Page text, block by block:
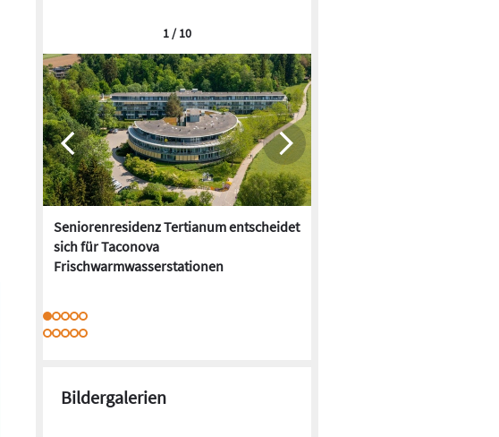
Seniorenresidenz Tertianum entscheidet
sich für Taconova
Frischwarmwasserstationen
1 / 10
Bildergalerien